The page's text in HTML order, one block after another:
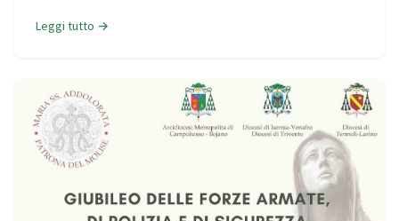
Leggi tutto →